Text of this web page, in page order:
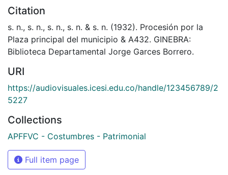
Citation
s. n., s. n., s. n., s. n. & s. n. (1932). Procesión por la
Plaza principal del municipio & A432. GINEBRA:
Biblioteca Departamental Jorge Garces Borrero.
URI
https://audiovisuales.icesi.edu.co/handle/123456789/2
5227
Collections
APFFVC - Costumbres - Patrimonial
Full item page